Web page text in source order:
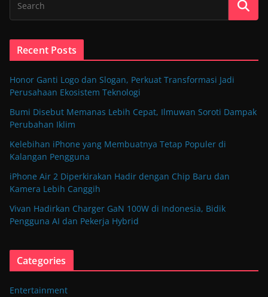
Recent Posts
Honor Ganti Logo dan Slogan, Perkuat Transformasi Jadi
Perusahaan Ekosistem Teknologi
Bumi Disebut Memanas Lebih Cepat, Ilmuwan Soroti Dampak
Perubahan Iklim
Kelebihan iPhone yang Membuatnya Tetap Populer di
Kalangan Pengguna
iPhone Air 2 Diperkirakan Hadir dengan Chip Baru dan
Kamera Lebih Canggih
Vivan Hadirkan Charger GaN 100W di Indonesia, Bidik
Pengguna AI dan Pekerja Hybrid
Categories
Entertainment